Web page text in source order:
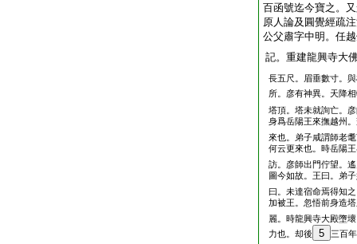
百函號迄今寶之。
原人論及圓覺經疏
公父肅字中明。任
記。重建龍興寺大
長五尺。眉垂數寸。
所。彦有神異。天降
塔頂。塔未就詢亡。
身爲岳陽王來撫越州
來也。弟子咸謂師老
何云更來也。時岳陽
訪。彦師出門佇望。
圖今如故。王曰。弟
曰。未達宿命焉得知
加被王。忽悟前身造
麗。時龍興寺大殿墮
力也。却後
5
三百